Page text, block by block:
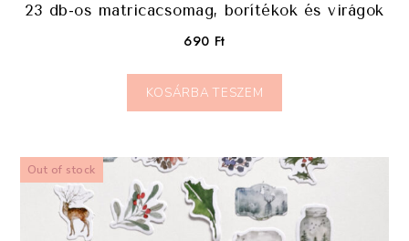
23 db-os matricacsomag, borítékok és virágok
690 Ft
KOSÁRBA TESZEM
Out of stock